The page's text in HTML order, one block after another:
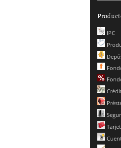
IPC